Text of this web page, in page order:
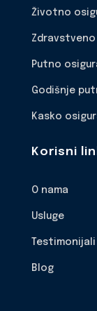
Životno
Putno
Godišnje
Kasko
Korisni
O nama
Usluge
Testimonijali
Blog